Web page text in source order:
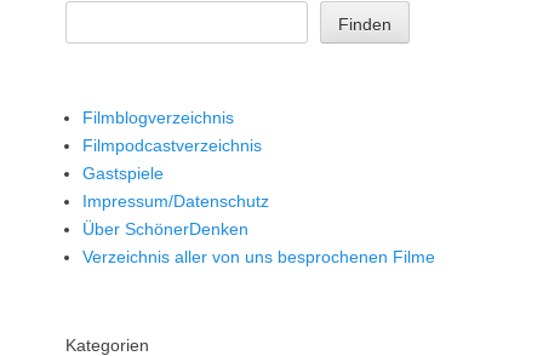
Finden
Filmblogverzeichnis
Filmpodcastverzeichnis
Gastspiele
Impressum/Datenschutz
Über SchönerDenken
Verzeichnis aller von uns besprochenen Filme
Kategorien